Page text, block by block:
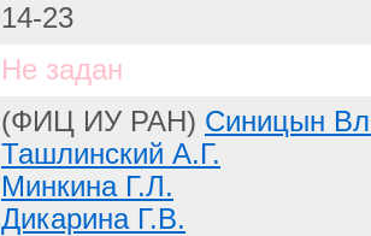
14-23
Не задан
(ФИЦ ИУ РАН) Синицын
Ташлинский А.Г.
Минкина Г.Л.
Дикарина Г.В.